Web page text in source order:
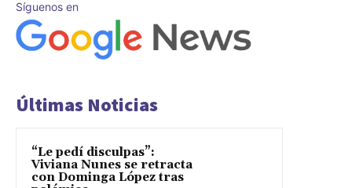
Síguenos en
Últimas Noticias
“Le pedí disculpas”:
Viviana Nunes se retracta
con Dominga López tras